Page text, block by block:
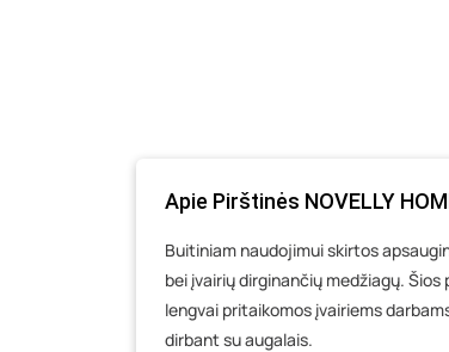
Apie Pirštinės NOVELLY
Buitiniam naudojimui skirtos
bei įvairių dirginančių medžiagų.
lengvai pritaikomos įvairiems
dirbant su augalais.